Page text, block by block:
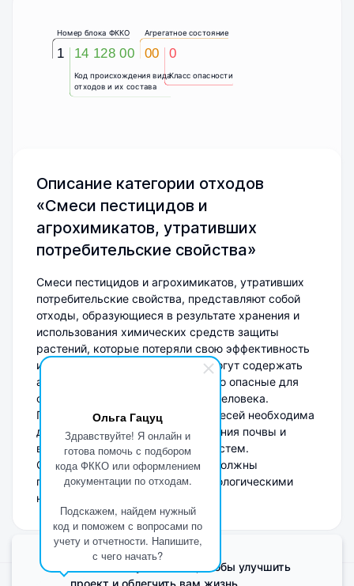
Ольга Гацуц
Здравствуйте! Я онлайн и
готова помочь с подбором
кода ФККО или оформлением
документации по отходам.
Подскажем, найдем нужный
код и поможем с вопросами по
учету и отчетности. Напишите,
с чего начать?
1
Номер блока ФККО
Код происхождения вида
отходов и их состава
14 128 00
Агрегатное состояние
00
Класс опасности
0
Описание категории отходов
«Смеси пестицидов и
агрохимикатов, утративших
потребительские свойства»
Смеси пестицидов и агрохимикатов, утративших
потребительские свойства, представляют собой
отходы, образующиеся в результате хранения и
использования химических средств защиты
растений, которые потеряли свою эффективность
или срок годности. Эти отходы могут содержать
активные вещества, потенциально опасные для
окружающей среды и здоровья человека.
Правильная утилизация таких смесей необходима
для минимизации риска загрязнения почвы и
водоемов, а также защиты экосистем.
Соответствующие мероприятия должны
проводиться в соответствии с экологическими
нормами и регламентами.
Мы используем Cookie, чтобы улучшить
проект и облегчить вам жизнь